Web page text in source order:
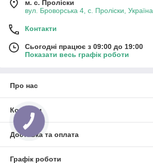
м. с. Проліски
вул. Броворська 4, с. Проліски, Україна
Контакти
Сьогодні працює з 09:00 до 19:00
Показати весь графік роботи
Про нас
Контакти
Доставка та оплата
Графік роботи
КНОПКА
ЗВ'ЯЗКУ